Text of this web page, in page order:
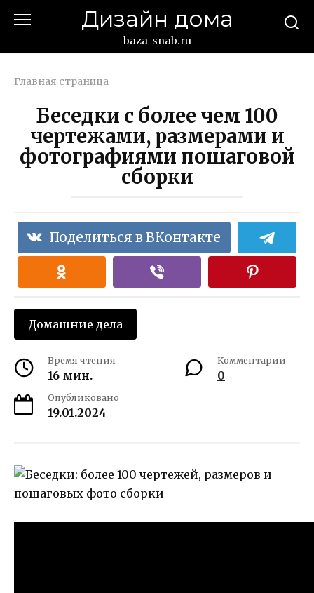
Дизайн дома
baza-snab.ru
Главная страница
Беседки с более чем 100
чертежами, размерами и
фотографиями пошаговой
сборки
Поделиться в ВКонтакте
Домашние дела
Время чтения
16 мин.
Комментарии
0
Опубликовано
19.01.2024